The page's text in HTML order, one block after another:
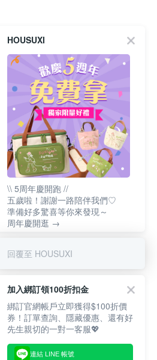
HOUSUXI
\\ 5周年慶開跑 //
五歲啦！謝謝一路陪伴我們♡
準備好多驚喜等你來發現～
周年慶開逛 →
回覆至 HOUSUXI
加入綁訂領100折扣金
綁訂官網帳戶立即獲得$100折價
券！訂單查詢、隱藏優惠、還有好
先生親切的一對一客服💖
連結 LINE 帳號